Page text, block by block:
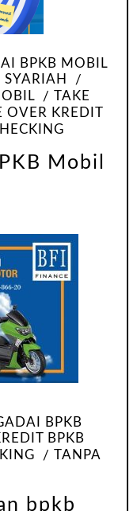
BPKB MOBIL
TAKE
OVER KREDIT
Mobil
BPKB
BPKB
TANPA
bpkb